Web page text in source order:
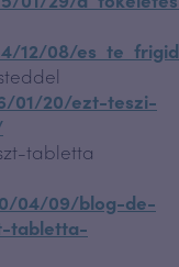
12/08/
01/20/ezt-teszi-
tabletta
04/09/blog-de-
tabletta-